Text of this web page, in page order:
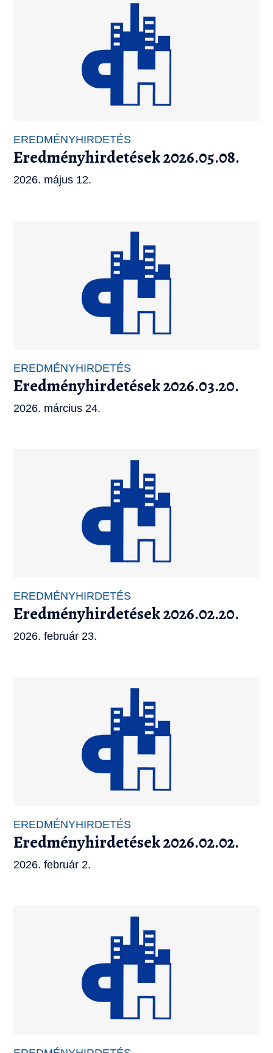
EREDMÉNYHIRDETÉS
Eredményhirdetések 2026.05.08.
2026. május 12.
EREDMÉNYHIRDETÉS
Eredményhirdetések 2026.03.20.
2026. március 24.
EREDMÉNYHIRDETÉS
Eredményhirdetések 2026.02.20.
2026. február 23.
EREDMÉNYHIRDETÉS
Eredményhirdetések 2026.02.02.
2026. február 2.